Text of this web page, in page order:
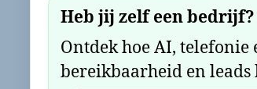
Heb jij zelf een bedrijf?
Ontdek hoe AI,
bereikbaarheid en